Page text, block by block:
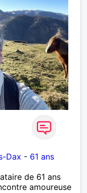
détendre et
du bon
difficile de tout
lignes. En
pouvez me
avoir plus
A bientôt
Dax - 61 ans
de 61 ans
amoureuse